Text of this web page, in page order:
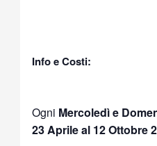
Info e Costi:
Ogni Mercoledì e
23 Aprile al 12 Ottobre